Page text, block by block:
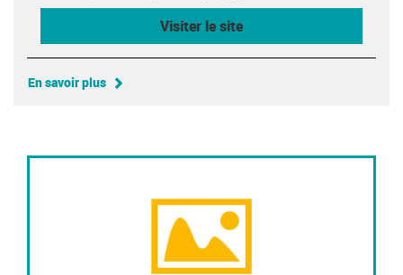
Visiter le site
En savoir plus